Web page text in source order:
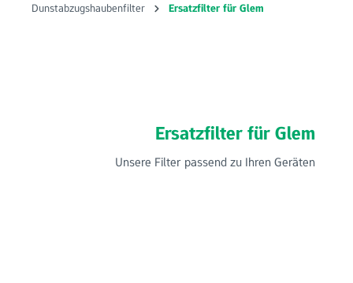
Dunstabzugshaubenfilter Ersatzfilter für Glem
Ersatzfilter für Glem
Unsere Filter passend zu Ihren Geräten